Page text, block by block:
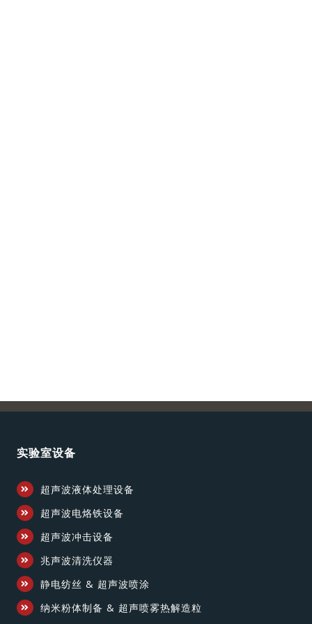
实验室设备
超声波液体处理设备
超声波电烙铁设备
超声波冲击设备
兆声波清洗仪器
静电纺丝 & 超声波喷涂
纳米粉体制备 & 超声喷雾热解造粒